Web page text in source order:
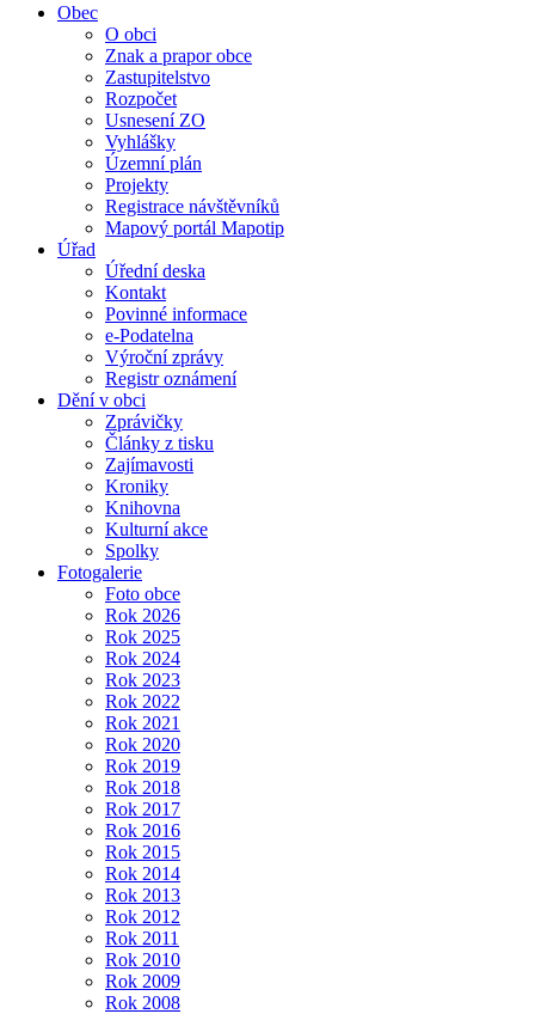
Obec
O obci
Znak a prapor obce
Zastupitelstvo
Rozpočet
Usnesení ZO
Vyhlášky
Územní plán
Projekty
Registrace návštěvníků
Mapový portál Mapotip
Úřad
Úřední deska
Kontakt
Povinné informace
e-Podatelna
Výroční zprávy
Registr oznámení
Dění v obci
Zprávičky
Články z tisku
Zajímavosti
Kroniky
Knihovna
Kulturní akce
Spolky
Fotogalerie
Foto obce
Rok 2026
Rok 2025
Rok 2024
Rok 2023
Rok 2022
Rok 2021
Rok 2020
Rok 2019
Rok 2018
Rok 2017
Rok 2016
Rok 2015
Rok 2014
Rok 2013
Rok 2012
Rok 2011
Rok 2010
Rok 2009
Rok 2008